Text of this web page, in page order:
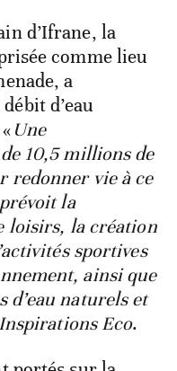
d’Ifrane, la
comme lieu
a
d’eau
Une
10,5 millions de
redonner vie à ce
la
loisirs, la création
sportives
ainsi que
naturels et
Eco.